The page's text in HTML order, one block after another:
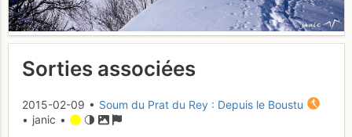
Sorties associées
2015-02-09 • Soum du Prat du Rey : Depuis le Boustu
• janic •